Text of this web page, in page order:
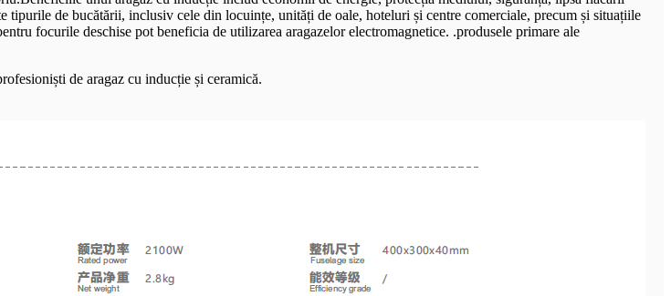
de bucătării, inclusiv cele din locuințe, unități de oale, hoteluri și centre comerciale, precum și situațiile
focurile deschise pot beneficia de utilizarea aragazelor electromagnetice. .produsele primare ale
de aragaz cu inducție și ceramică.